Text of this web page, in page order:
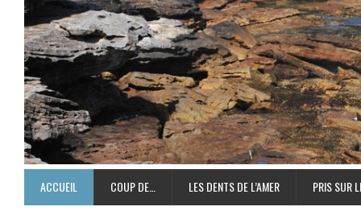
ACCUEIL COUP DE… LES DENTS DE L’AMER PRIS SUR